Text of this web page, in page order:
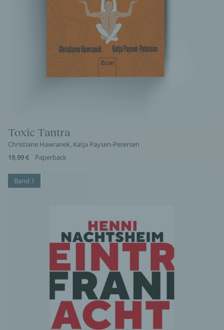
Toxic Tantra
Christiane Hawranek, Katja Paysen-Petersen
19,99 €
Paperback
Band 1